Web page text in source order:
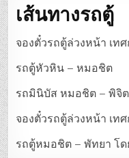
เส้นทางรถตู้
จองตั๋วรถตู้ล่วงหน้า เท
รถตู้หัวหิน – หมอชิต
รถมินิบัส หมอชิต – พิจิต
จองตั๋วรถตู้ล่วงหน้า เท
รถตู้หมอชิต – พัทยา โด